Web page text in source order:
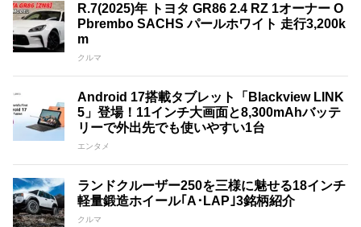
R.7(2025)年 トヨタ GR86 2.4 RZ 1オーナー O
Pbrembo SACHS パールホワイト 走行3,200k
m
クルマ
Android 17搭載タブレット「Blackview LINK
5」登場！11インチ大画面と8,300mAhバッテ
リーで外出先でも使いやすい1台
エンタメ
ランドクルーザー250を三様に魅せる18インチ
軽量鍛造ホイール｢A･LAP｣3銘柄紹介
クルマ